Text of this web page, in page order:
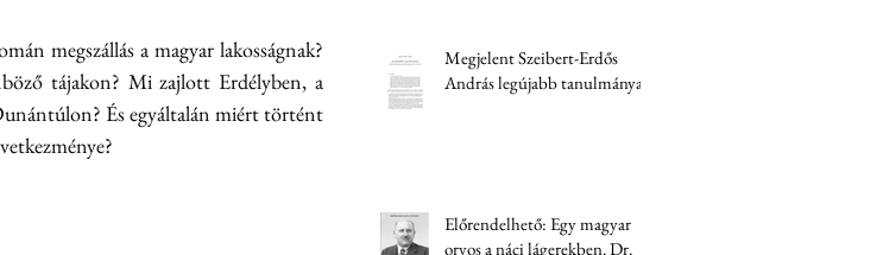
megszállás a magyar lakosságnak?
tájakon? Mi zajlott Erdélyben, a
És egyáltalán miért történt
Megjelent Szeibert-Erdős
András legújabb tanulmánya
Előrendelhető: Egy magyar
orvos a náci lágerekben. Dr.